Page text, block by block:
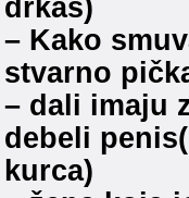
drkaš)
– Kako
stvarno
– dali imaju
debeli
kurca)